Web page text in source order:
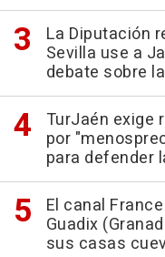
La Diputación
Sevilla use a
debate sobre
TurJaén exige
por
para defender
El canal
Guadix
sus casas